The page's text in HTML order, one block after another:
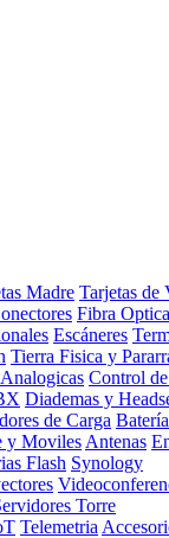
Madre Tarjetas de
Fibra Optica
Escáneres
Tierra Fisica y
Control
Diademas y
de Carga
y Moviles Antenas
Flash Synology
Torre
Telemetria